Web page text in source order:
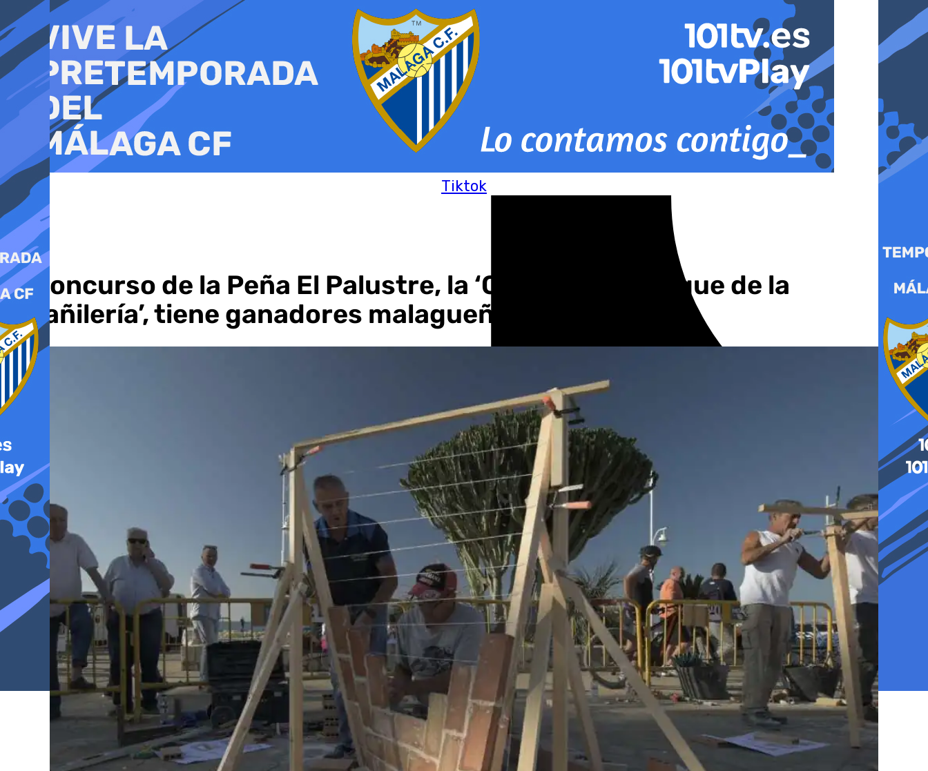
al
contenido
Tiktok
El concurso de la Peña El Palustre, la ‘Champions League de la
albañilería’, tiene ganadores malagueños